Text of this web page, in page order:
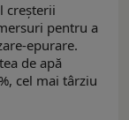
creșterii
pentru a
epurare.
de apă
cel mai târziu